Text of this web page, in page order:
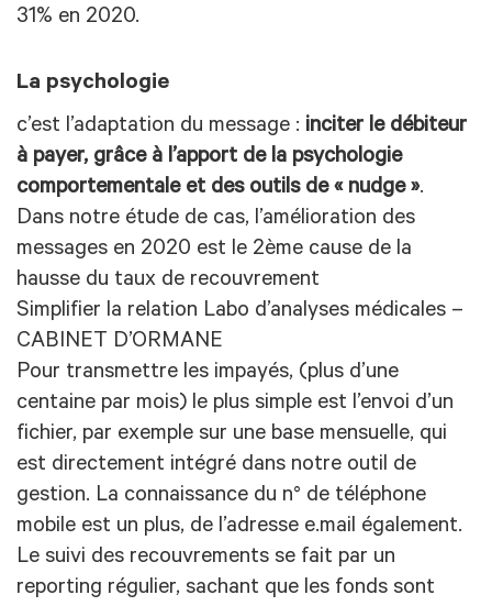
31% en 2020.
La psychologie
c’est l’adaptation du message : inciter le débiteur
à payer, grâce à l’apport de la psychologie
comportementale et des outils de « nudge ».
Dans notre étude de cas, l’amélioration des
messages en 2020 est le 2ème cause de la
hausse du taux de recouvrement
Simplifier la relation Labo d’analyses médicales –
CABINET D’ORMANE
Pour transmettre les impayés, (plus d’une
centaine par mois) le plus simple est l’envoi d’un
fichier, par exemple sur une base mensuelle, qui
est directement intégré dans notre outil de
gestion. La connaissance du n° de téléphone
mobile est un plus, de l’adresse e.mail également.
Le suivi des recouvrements se fait par un
reporting régulier, sachant que les fonds sont